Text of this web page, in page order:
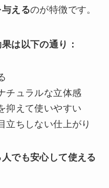
えるのが特徴です。
は以下の通り：
チュラルな立体感
抑えて使いやすい
立ちしない仕上がり
でも安心して使える